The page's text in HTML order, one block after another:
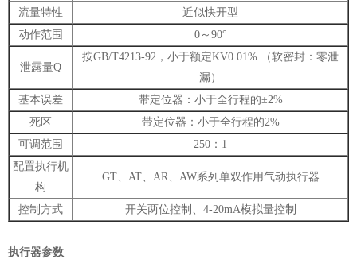
流量特性
近似快开型
动作范围
0～90°
泄露量Q
按GB/T4213-92，小于额定KV0.01% （软密封：零泄
漏）
基本误差
带定位器：小于全行程的±2%
死区
带定位器：小于全行程的2%
可调范围
250：1
配置执行机
构
GT、AT、AR、AW系列单双作用气动执行器
控制方式 开关两位控制、4-20mA模拟量控制
执行器参数